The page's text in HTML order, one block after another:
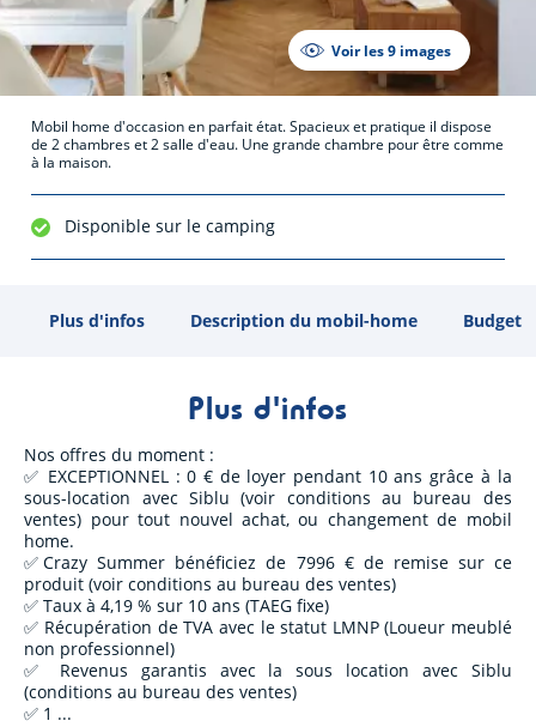
Voir les 9 images
Mobil home d'occasion en parfait état. Spacieux et pratique il dispose
de 2 chambres et 2 salle d'eau. Une grande chambre pour être comme
à la maison.
Disponible sur le camping
Plus d'infos Description du mobil-home Budget
Plus d'infos
Nos offres du moment :
✅ EXCEPTIONNEL : 0 € de loyer pendant 10 ans grâce à la
sous-location avec Siblu (voir conditions au bureau des
ventes) pour tout nouvel achat, ou changement de mobil
home.
✅Crazy Summer bénéficiez de 7996 € de remise sur ce
produit (voir conditions au bureau des ventes)
✅ Taux à 4,19 % sur 10 ans (TAEG fixe)
✅ Récupération de TVA avec le statut LMNP (Loueur meublé
non professionnel)
✅ Revenus garantis avec la sous location avec Siblu
(conditions au bureau des ventes)
✅ 1